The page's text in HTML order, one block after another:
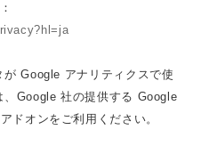
Google アナリティクスで使
、Google 社の提供する Google
ドオンをご利用ください。